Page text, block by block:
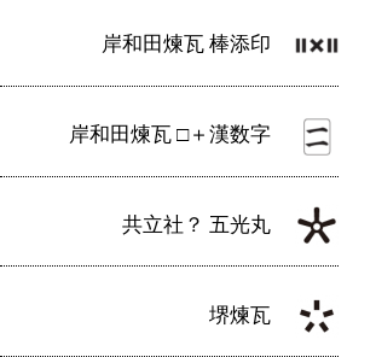
岸和田煉瓦 棒添印
岸和田煉瓦 □＋漢数字
共立社？ 五光丸
堺煉瓦